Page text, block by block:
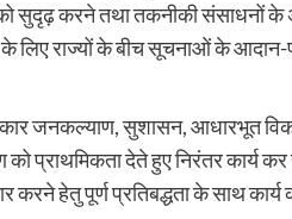
सुदृढ़ करने तथा तकनीकी संसाधनों के
लिए राज्यों के बीच सूचनाओं के
जनकल्याण, सुशासन, आधारभूत
देते हुए निरंतर कार्य कर
करने हेतु पूर्ण प्रतिबद्धता के साथ कार्य